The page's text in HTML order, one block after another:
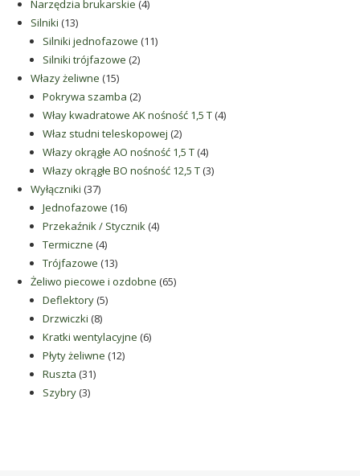
Narzędzia brukarskie 44
Silniki 1313
produktów
Silniki jednofazowe 1111
Silniki trójfazowe 22
Włazy żeliwne 1515
produktów
Pokrywa szamba 22
produkty
Włay kwadratowe AK nośność 1,5 T 44
Właz studni teleskopowej 22
produkty
Włazy okrągłe AO nośność 1,5 T 44
produkty
Włazy okrągłe BO nośność 12,5 T 33
Wyłączniki 3737
produktów
Jednofazowe 1616
produktów
Przekaźnik / Stycznik 44
Termiczne 44
produkty
Trójfazowe 1313
produktów
Żeliwo piecowe i ozdobne 6565
Deflektory 55
Drzwiczki 88
produktów
Kratki wentylacyjne 66
Płyty żeliwne 1212
Ruszta 3131
Szybry 33